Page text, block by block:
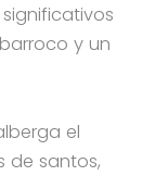
y un
el
de santos,